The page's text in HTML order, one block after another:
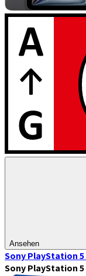
Ansehen
Sony PlayStation 5
Sony PlayStation 5